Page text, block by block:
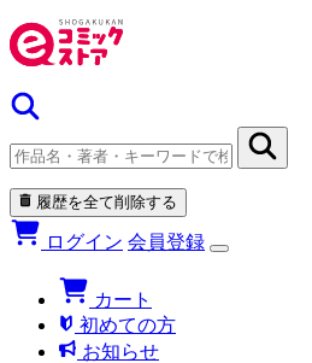
履歴を全て削除する
ログイン 会員登録
カート
初めての方
お知らせ